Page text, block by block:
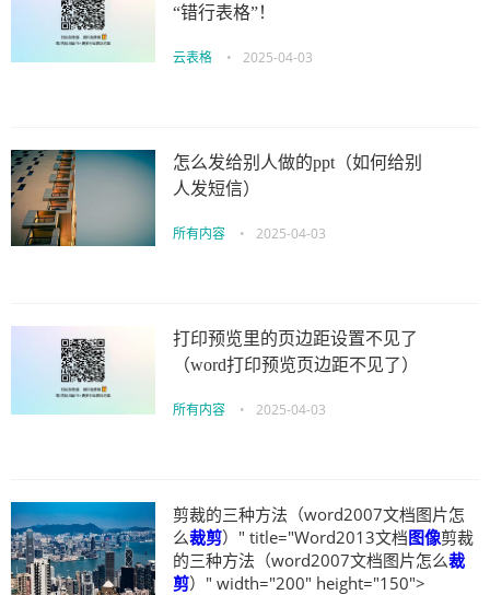
“错行表格”！
云表格 • 2025-04-03
怎么发给别人做的ppt（如何给别
人发短信）
所有内容 • 2025-04-03
打印预览里的页边距设置不见了
（word打印预览页边距不见了）
所有内容 • 2025-04-03
剪裁的三种方法（word2007文档图片怎
么裁剪）" title="Word2013文档图像剪裁
的三种方法（word2007文档图片怎么裁
剪）" width="200" height="150">